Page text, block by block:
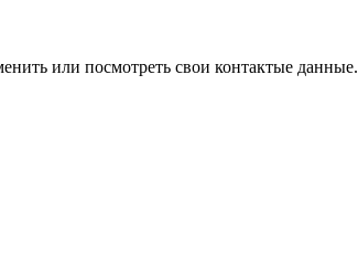
или посмотреть свои контактые данные.